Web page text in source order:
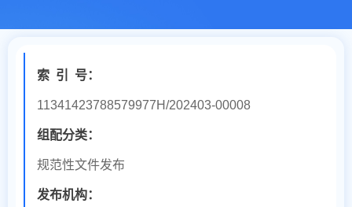
索 引 号：
11341423788579977H/202403-00008
组配分类：
规范性文件发布
发布机构：